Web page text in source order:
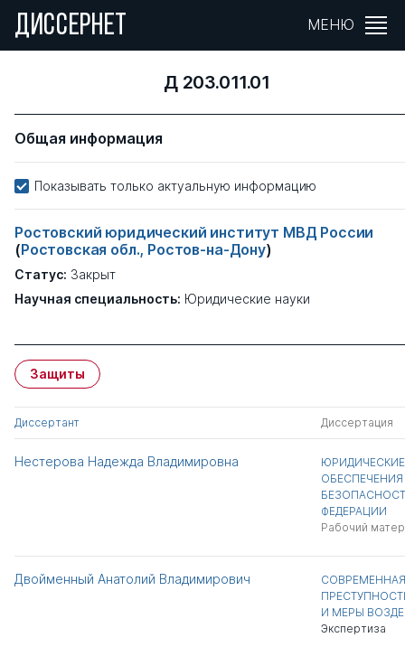
ДИССЕРНЕТ МЕНЮ
Д 203.011.01
Общая информация
Показывать только актуальную информацию
Ростовский юридический институт МВД России
(Ростовская обл., Ростов-на-Дону)
Статус: Закрыт
Научная специальность: Юридические науки
Защиты
Диссертант Диссертация
Нестерова Надежда Владимировна
ФЕДЕРАЦИИ
Рабочий
Двойменный Анатолий Владимирович
И МЕРЫ
Экспертиза